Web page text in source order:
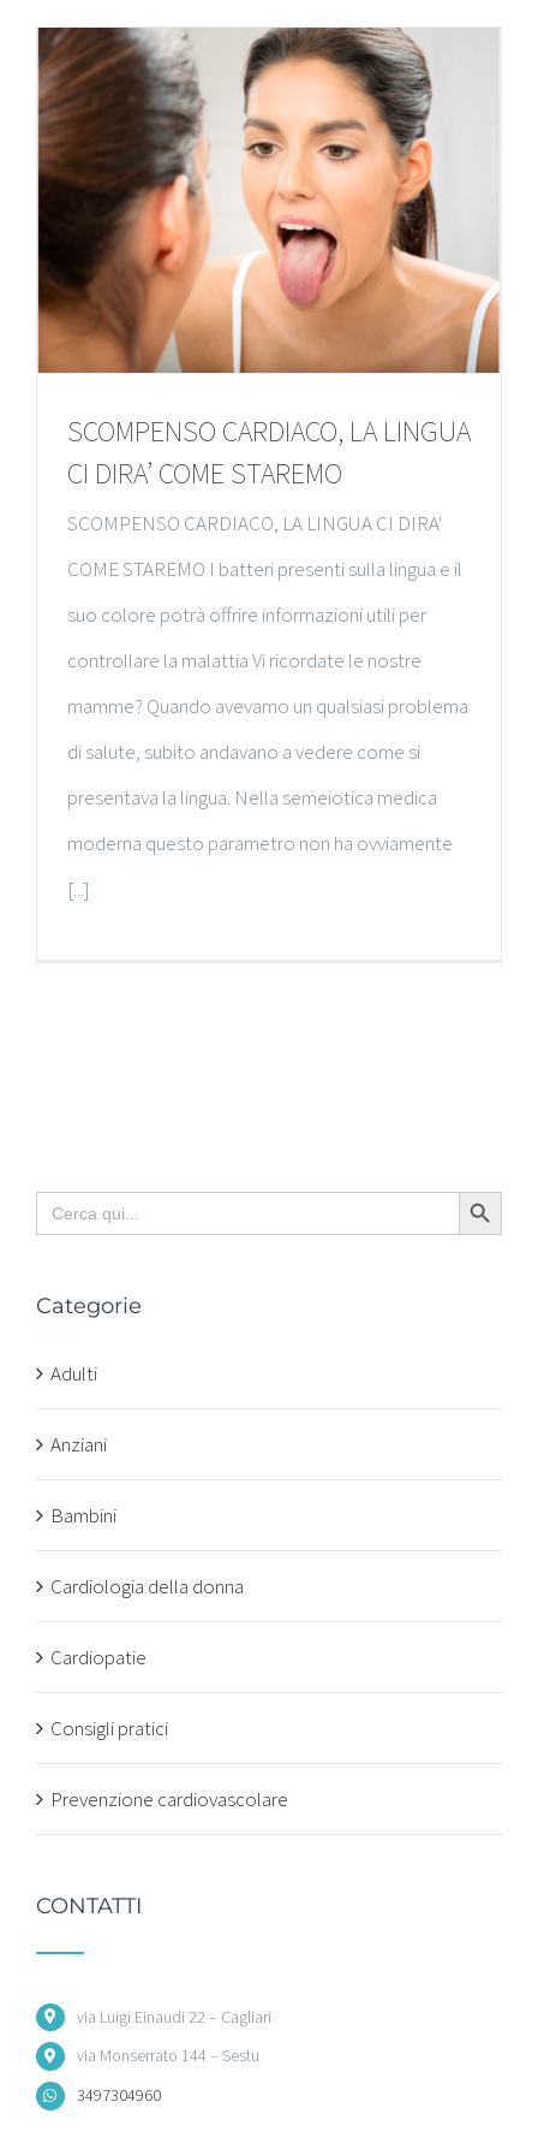
SCOMPENSO CARDIACO, LA LINGUA
CI DIRA’ COME STAREMO
SCOMPENSO CARDIACO, LA LINGUA CI DIRA'
COME STAREMO I batteri presenti sulla lingua e il
suo colore potrà offrire informazioni utili per
controllare la malattia Vi ricordate le nostre
mamme? Quando avevamo un qualsiasi problema
di salute, subito andavano a vedere come si
presentava la lingua. Nella semeiotica medica
moderna questo parametro non ha ovviamente
[...]
Search
for:
Search Button
Categorie
Adulti
Anziani
Bambini
Cardiologia della donna
Cardiopatie
Consigli pratici
Prevenzione cardiovascolare
CONTATTI
via Luigi Einaudi 22 – Cagliari
via Monserrato 144 – Sestu
3497304960